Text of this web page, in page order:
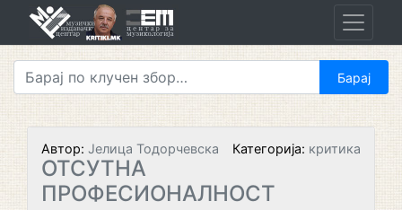
Автор: Јелица Тодорчевска Категорија: критика
ОТСУТНА
ПРОФЕСИОНАЛНОСТ